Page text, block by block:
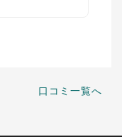
口コミ一覧へ